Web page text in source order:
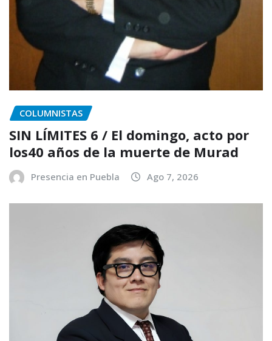
COLUMNISTAS
SIN LÍMITES 6 / El domingo, acto por
los40 años de la muerte de Murad
Presencia en Puebla Ago 7, 2026